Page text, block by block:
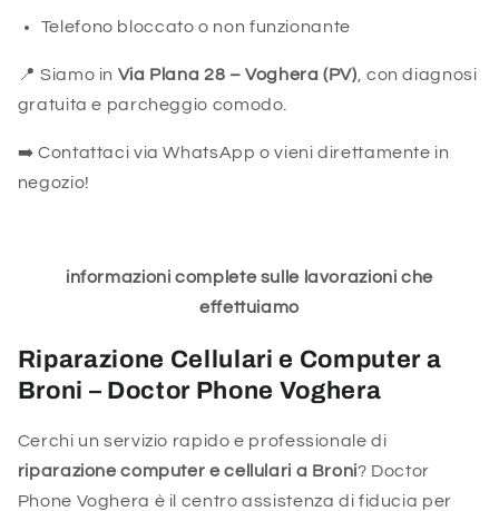
Telefono bloccato o non funzionante
📍 Siamo in Via Plana 28 – Voghera (PV) , con diagnosi
gratuita e parcheggio comodo.
➡️ Contattaci via WhatsApp o vieni direttamente in
negozio!
informazioni complete sulle lavorazioni che
effettuiamo
Riparazione Cellulari e Computer a
Broni – Doctor Phone Voghera
Cerchi un servizio rapido e professionale di
riparazione computer e cellulari a Broni? Doctor
Phone Voghera è il centro assistenza di fiducia per